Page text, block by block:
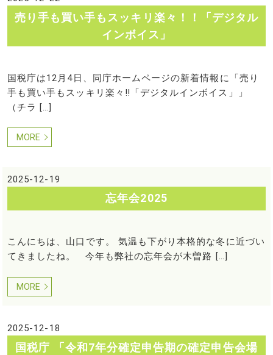
売り手も買い手もスッキリ楽々！！「デジタル
インボイス」
国税庁は12月4日、同庁ホームページの新着情報に「売り
手も買い手もスッキリ楽々‼「デジタルインボイス」」
（チラ […]
MORE
2025-12-19
忘年会2025
こんにちは、山口です。 気温も下がり本格的な冬に近づい
てきましたね。 今年も弊社の忘年会が木曽路 […]
MORE
2025-12-18
国税庁 「令和7年分確定申告期の確定申告会場